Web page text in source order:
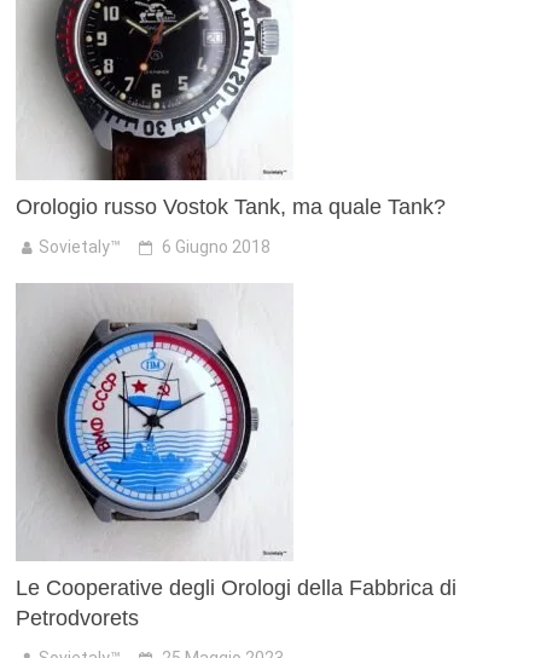
Orologio russo Vostok Tank, ma quale Tank?
Sovietaly™ 6 Giugno 2018
Le Cooperative degli Orologi della Fabbrica di
Petrodvorets